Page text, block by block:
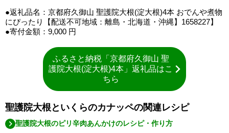
●返礼品名：京都府久御山 聖護院大根(淀大根)4本 おでんや煮物
にぴったり【配送不可地域：離島・北海道・沖縄】1658227】
●寄付金額：9,000 円
ふるさと納税「京都府久御山 聖
護院大根(淀大根)4本」返礼品はこ
ちら
聖護院大根といくらのカナッペの関連レシピ
聖護院大根のピリ辛肉あんかけのレシピ・作り方